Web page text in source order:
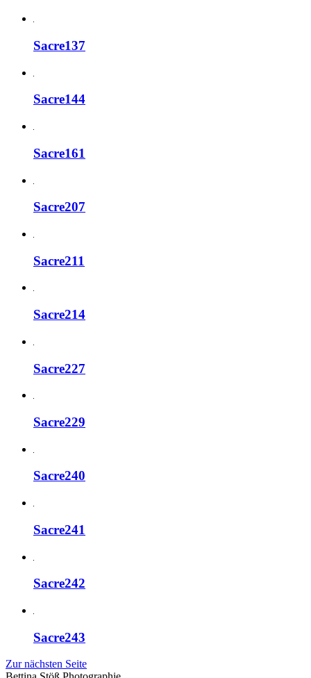
Sacre137
Sacre144
Sacre161
Sacre207
Sacre211
Sacre214
Sacre227
Sacre229
Sacre240
Sacre241
Sacre242
Sacre243
Zur nächsten Seite